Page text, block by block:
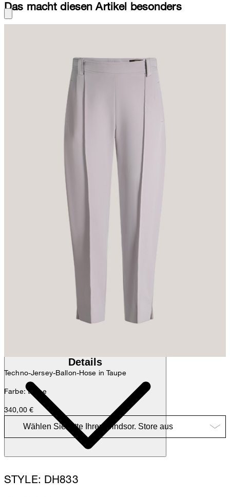
Techno-Jersey-Ballon-Hose in Taupe
Farbe: taupe
340,00 €
Das macht diesen Artikel besonders
ein komfortables Finish. Gürtelschlaufen am Bund und
Leistentaschen runden die klassische Hose stimmig ab. Als Outfit
und souverän für formelle Anlässe ist ein Blazer oder eine Bluse
der Kollektion eine perfekte Wahl.
Details
STYLE: DH833